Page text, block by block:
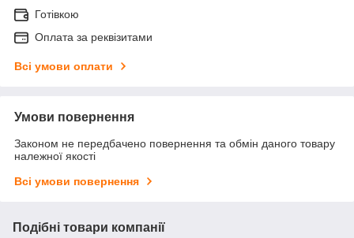
Готівкою
Оплата за реквізитами
Всі умови оплати
Умови повернення
Законом не передбачено повернення та обмін даного товару
належної якості
Всі умови повернення
Подібні товари компанії